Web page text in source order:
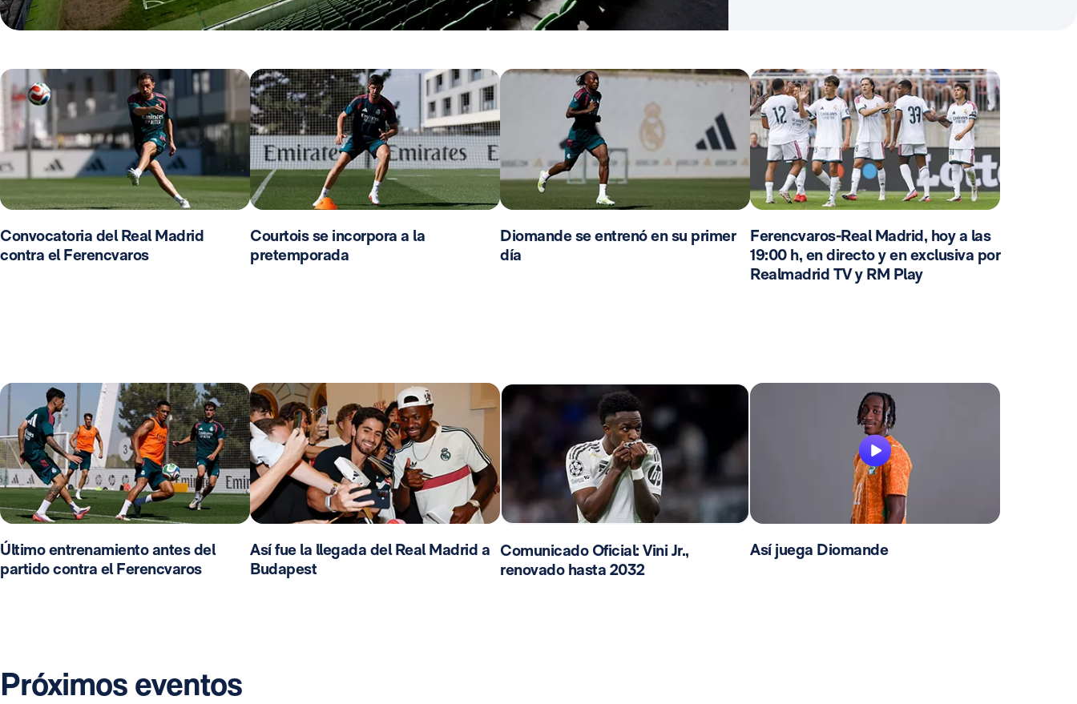
Convocatoria del Real Madrid
contra el Ferencvaros
Courtois se incorpora a la
pretemporada
Diomande se entrenó en su primer
día
Ferencvaros-Real Madrid, hoy a las
19:00 h, en directo y en exclusiva por
Realmadrid TV y RM Play
Último entrenamiento antes del
partido contra el Ferencvaros
Así fue la llegada del Real Madrid a
Budapest
Comunicado Oficial: Vini Jr.,
renovado hasta 2032
Así juega Diomande
Próximos eventos